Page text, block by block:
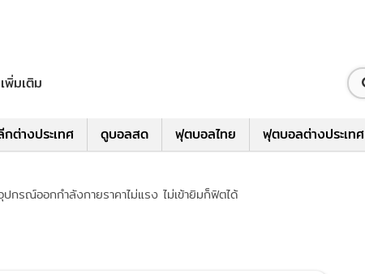
เพิ่มเติม
ต่างประเทศ ดูบอลสด ฟุตบอลไทย ฟุตบอลต่างประเทศ
รณ์ออกกำลังกายราคาไม่แรง ไม่เข้ายิมก็ฟิตได้